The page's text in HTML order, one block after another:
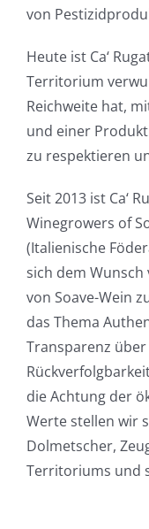
von
Heute ist Ca‘
Territorium
Reichweite hat,
und einer
zu respektieren
Seit 2013 ist Ca‘
Winegrowers of
(Italienische
sich dem
von Soave-Wein
das Thema
Transparenz
die Achtung der
Werte stellen wir
Dolmetscher,
Territoriums und